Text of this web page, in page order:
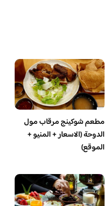
مطعم شوكينج مرقاب مول
الدوحة (الاسعار + المنيو +
الموقع)